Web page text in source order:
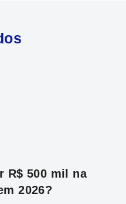
R$ 500 mil na
2026?